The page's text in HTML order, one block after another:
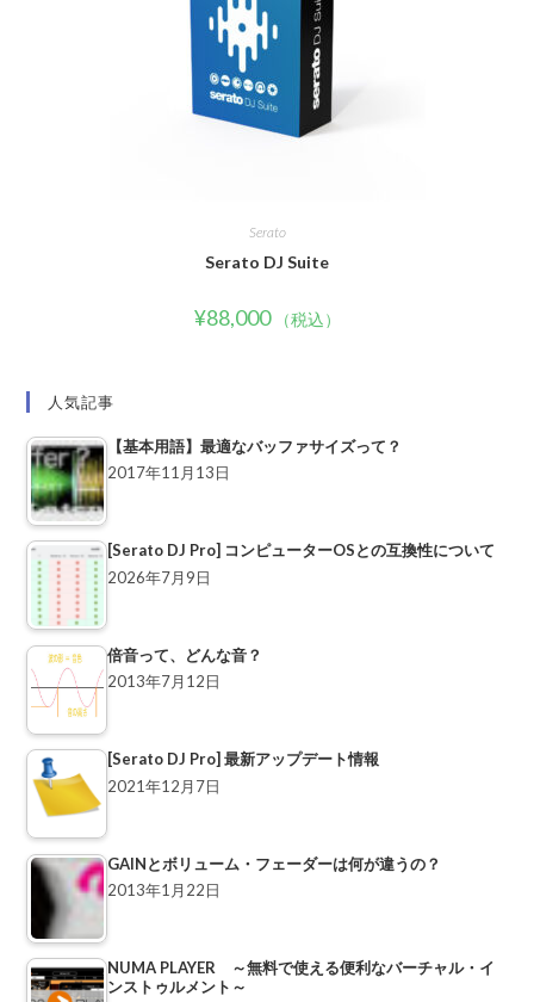
Serato
Serato DJ Suite
¥88,000 （税込）
人気記事
【基本用語】最適なバッファサイズって？
2017年11月13日
[Serato DJ Pro] コンピューターOSとの互換性について
2026年7月9日
倍音って、どんな音？
2013年7月12日
[Serato DJ Pro] 最新アップデート情報
2021年12月7日
GAINとボリューム・フェーダーは何が違うの？
2013年1月22日
NUMA PLAYER ～無料で使える便利なバーチャル・イ
ンストゥルメント～